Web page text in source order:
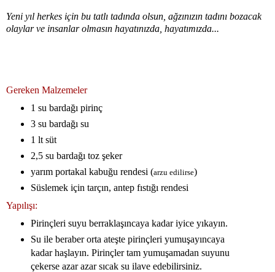
Yeni yıl herkes için bu tatlı tadında olsun, ağzınızın tadını bozacak
olaylar ve insanlar olmasın hayatınızda, hayatımızda...
Gereken Malzemeler
1 su bardağı pirinç
3 su bardağı su
1 lt süt
2,5 su bardağı toz şeker
yarım portakal kabuğu rendesi (arzu edilirse)
Süslemek için tarçın, antep fıstığı rendesi
Yapılışı:
Pirinçleri suyu berraklaşıncaya kadar iyice yıkayın.
Su ile beraber orta ateşte pirinçleri yumuşayıncaya
kadar haşlayın. Pirinçler tam yumuşamadan suyunu
çekerse azar azar sıcak su ilave edebilirsiniz.